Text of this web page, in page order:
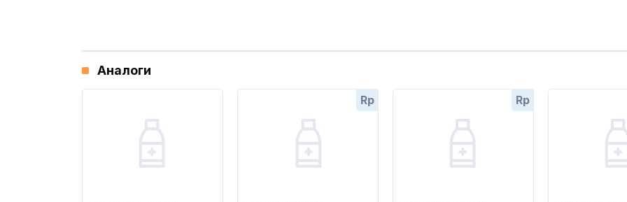
Аналоги
Rp Rp